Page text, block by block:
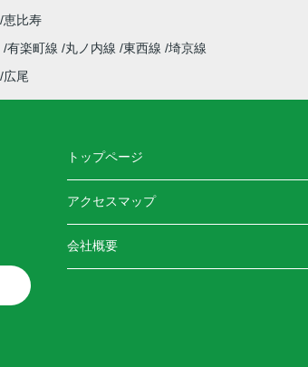
恵比寿
有楽町線 丸ノ内線 東西線 埼京線
広尾
トップページ
アクセスマップ
会社概要